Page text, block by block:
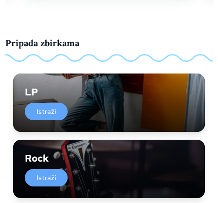
Pripada zbirkama
LP
Istraži
Rock
Istraži